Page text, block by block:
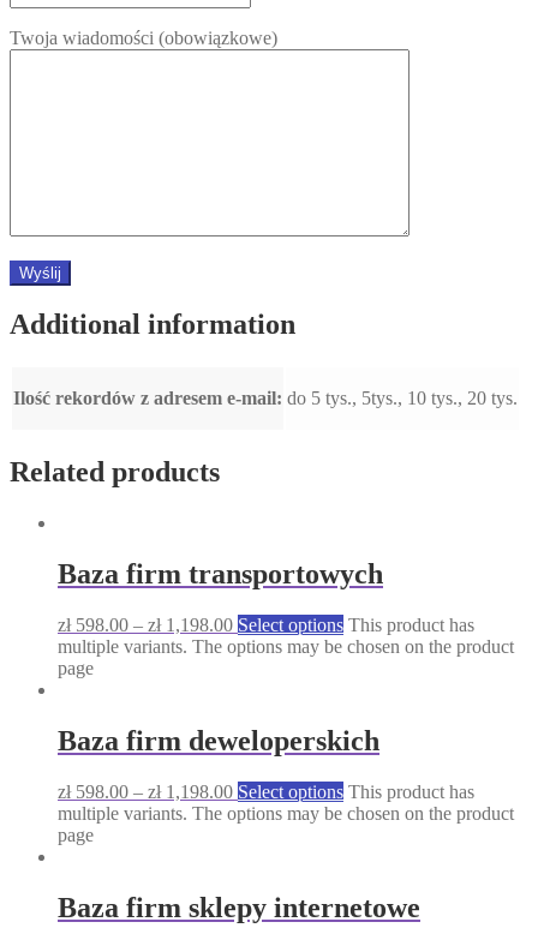
Twoja wiadomości (obowiązkowe)
Additional information
Ilość rekordów z adresem e-mail: do 5 tys., 5tys., 10 tys., 20 tys.
Related products
Baza firm transportowych
zł598.00 – zł1,198.00 Select options This product has
multiple variants. The options may be chosen on the product
page
Baza firm deweloperskich
zł598.00 – zł1,198.00 Select options This product has
multiple variants. The options may be chosen on the product
page
Baza firm sklepy internetowe